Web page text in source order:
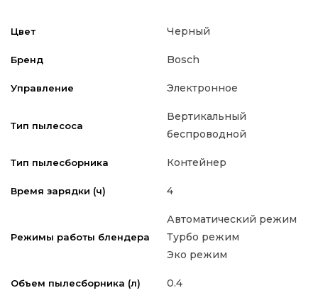
Цвет Черный
Бренд Bosch
Управление Электронное
Тип пылесоса
Вертикальный
беспроводной
Тип пылесборника Контейнер
Время зарядки (ч) 4
Режимы работы блендера
Автоматический режим
Турбо режим
Эко режим
Объем пылесборника (л) 0.4